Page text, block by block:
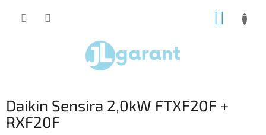
Daikin Sensira 2,0kW FTXF20F +
RXF20F